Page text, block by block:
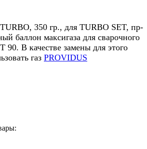
350 гр., для TURBO SET, пр-
баллон максигаза для сварочного
90. В качестве замены для этого
газ PROVIDUS